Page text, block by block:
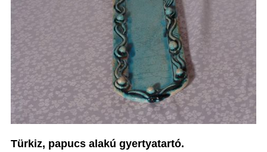
Türkiz, papucs alakú gyertyatartó.